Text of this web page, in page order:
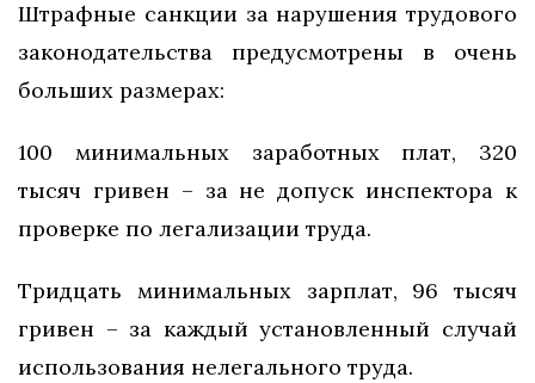
Штрафные санкции за нарушения трудового
законодательства предусмотрены в очень
больших размерах:
100 минимальных заработных плат, 320
тысяч гривен – за не допуск инспектора к
проверке по легализации труда.
Тридцать минимальных зарплат, 96 тысяч
гривен – за каждый установленный случай
использования нелегального труда.